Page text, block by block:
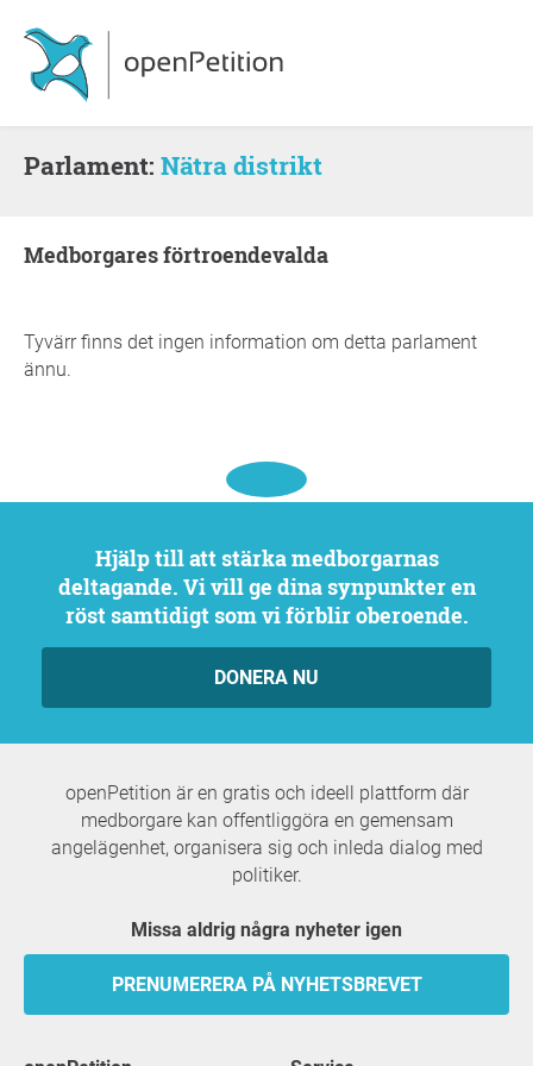
Parlament: Nätra distrikt
medborgares förtroendevalda
Tyvärr finns det ingen information om detta parlament
ännu.
Hjälp till att stärka medborgarnas
deltagande. Vi vill ge dina synpunkter en
röst samtidigt som vi förblir oberoende.
DONERA NU
openPetition är en gratis och ideell plattform där
medborgare kan offentliggöra en gemensam
angelägenhet, organisera sig och inleda dialog med
politiker.
Missa aldrig några nyheter igen
PRENUMERERA PÅ NYHETSBREVET